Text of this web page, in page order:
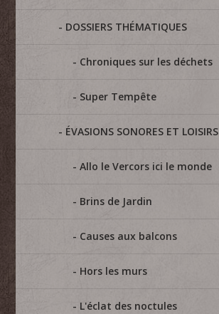
DOSSIERS THÉMATIQUES
Chroniques sur les déchets
Super Tempête
ÉVASIONS SONORES ET LOISIRS
Allo le Vercors ici le monde
Brins de Jardin
Causes aux balcons
Hors les murs
L'éclat des noctules